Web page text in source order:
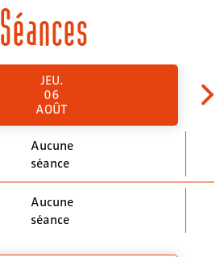
Séances
JEU.
06
AOÛT
Aucune
séance
Aucune
séance